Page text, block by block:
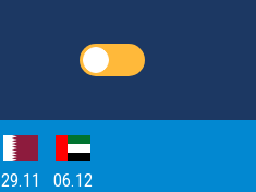
29.11 06.12